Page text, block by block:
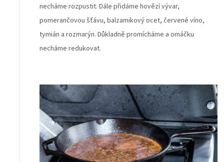
necháme rozpustit. Dále přidáme hovězí vývar,
pomerančovou šťávu, balzamikový ocet, červené víno,
tymián a rozmarýn. Důkladně promícháme a omáčku
necháme redukovat.